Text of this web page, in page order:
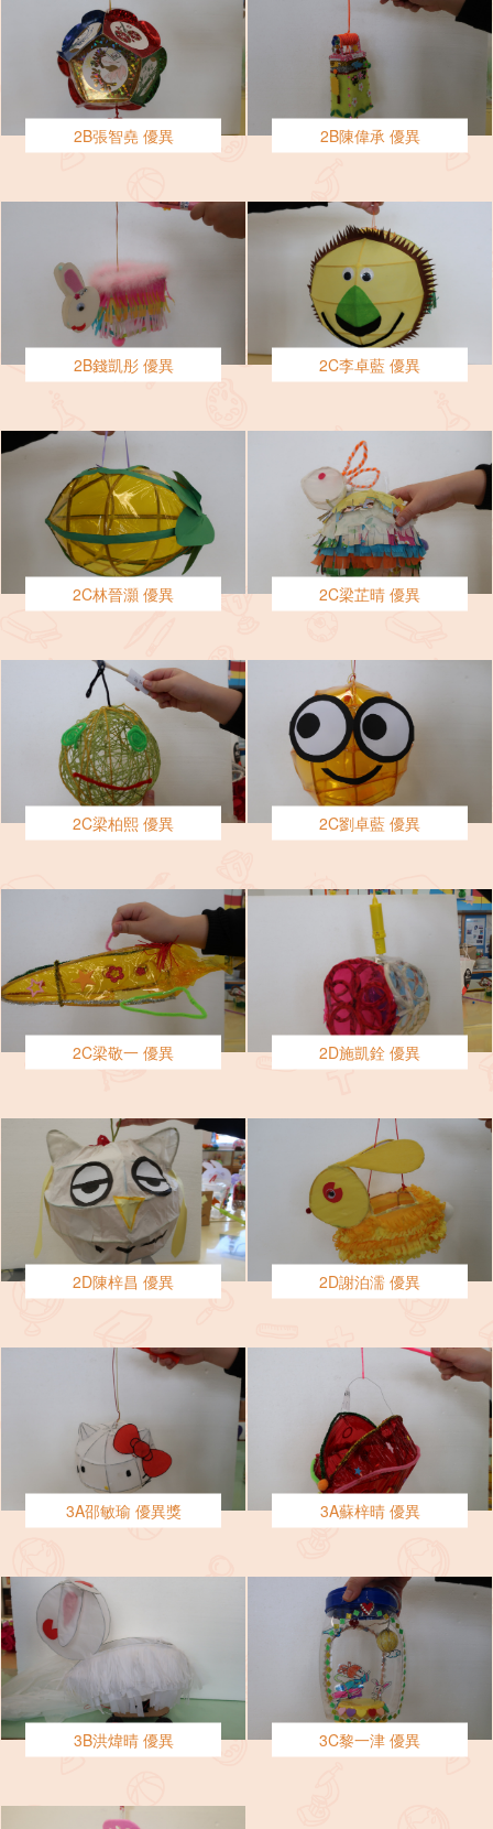
2B張智堯 優異 2B陳偉承 優異
2B錢凱彤 優異 2C李卓藍 優異
2C林晉灝 優異 2C梁芷晴 優異
2C梁柏熙 優異 2C劉卓藍 優異
2C梁敬一 優異 2D施凱銓 優異
2D陳梓昌 優異 2D謝泊濡 優異
3A邵敏瑜 優異獎 3A蘇梓晴 優異
3B洪煒晴 優異 3C黎一津 優異